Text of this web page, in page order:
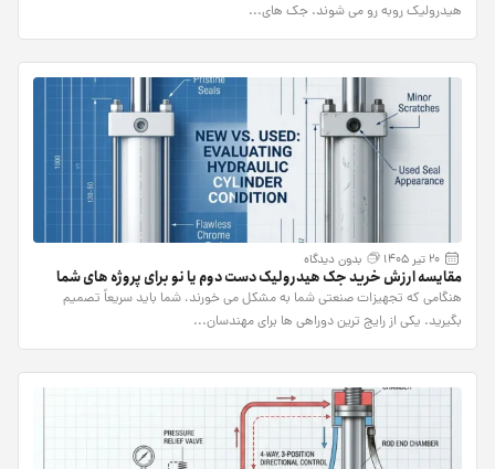
هیدرولیک روبه رو می شوند. جک های...
20 تیر 1405 بدون دیدگاه
مقایسه ارزش خرید جک هیدرولیک دست دوم یا نو برای پروژه های شما
هنگامی که تجهیزات صنعتی شما به مشکل می خورند، شما باید سریعاً تصمیم
بگیرید. یکی از رایج ترین دوراهی ها برای مهندسان...